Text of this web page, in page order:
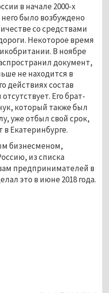
в начале 2000-х
было возбуждено
со средствами
Некоторое время
В ноябре
документ,
не находится в
действиях состав
Его брат-
который также был
уже отбыл свой срок,
Екатеринбурге.
бизнесменом,
из списка
предпринимателей в
это в июне 2018 года.